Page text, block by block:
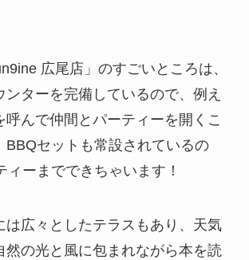
広尾店」のすごいところは、
ンターを完備しているので、例え
呼んで仲間とパーティーを開くこ
BBQセットも常設されているの
ィーまでできちゃいます！
広々としたテラスもあり、天気
然の光と風に包まれながら本を読